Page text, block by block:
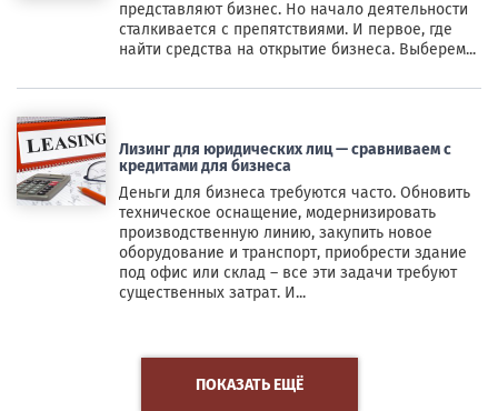
представляют бизнес. Но начало деятельности
сталкивается с препятствиями. И первое, где
найти средства на открытие бизнеса. Выберем...
Лизинг для юридических лиц — сравниваем с
кредитами для бизнеса
Деньги для бизнеса требуются часто. Обновить
техническое оснащение, модернизировать
производственную линию, закупить новое
оборудование и транспорт, приобрести здание
под офис или склад – все эти задачи требуют
существенных затрат. И...
ПОКАЗАТЬ ЕЩЁ